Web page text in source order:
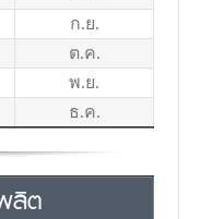
ก.ย.
ต.ค.
พ.ย.
ธ.ค.
ลิต